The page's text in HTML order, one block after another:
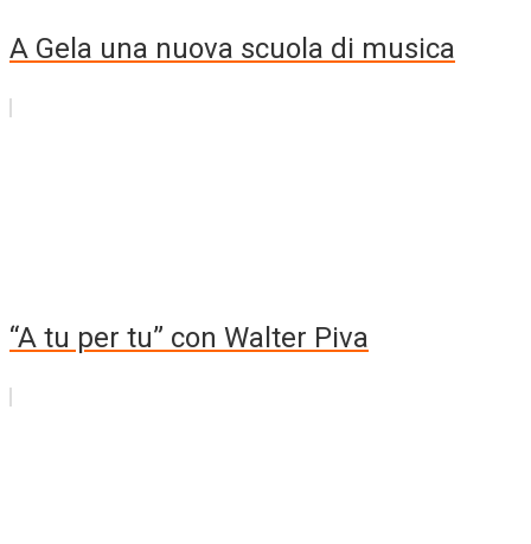
A Gela una nuova scuola di musica
“A tu per tu” con Walter Piva